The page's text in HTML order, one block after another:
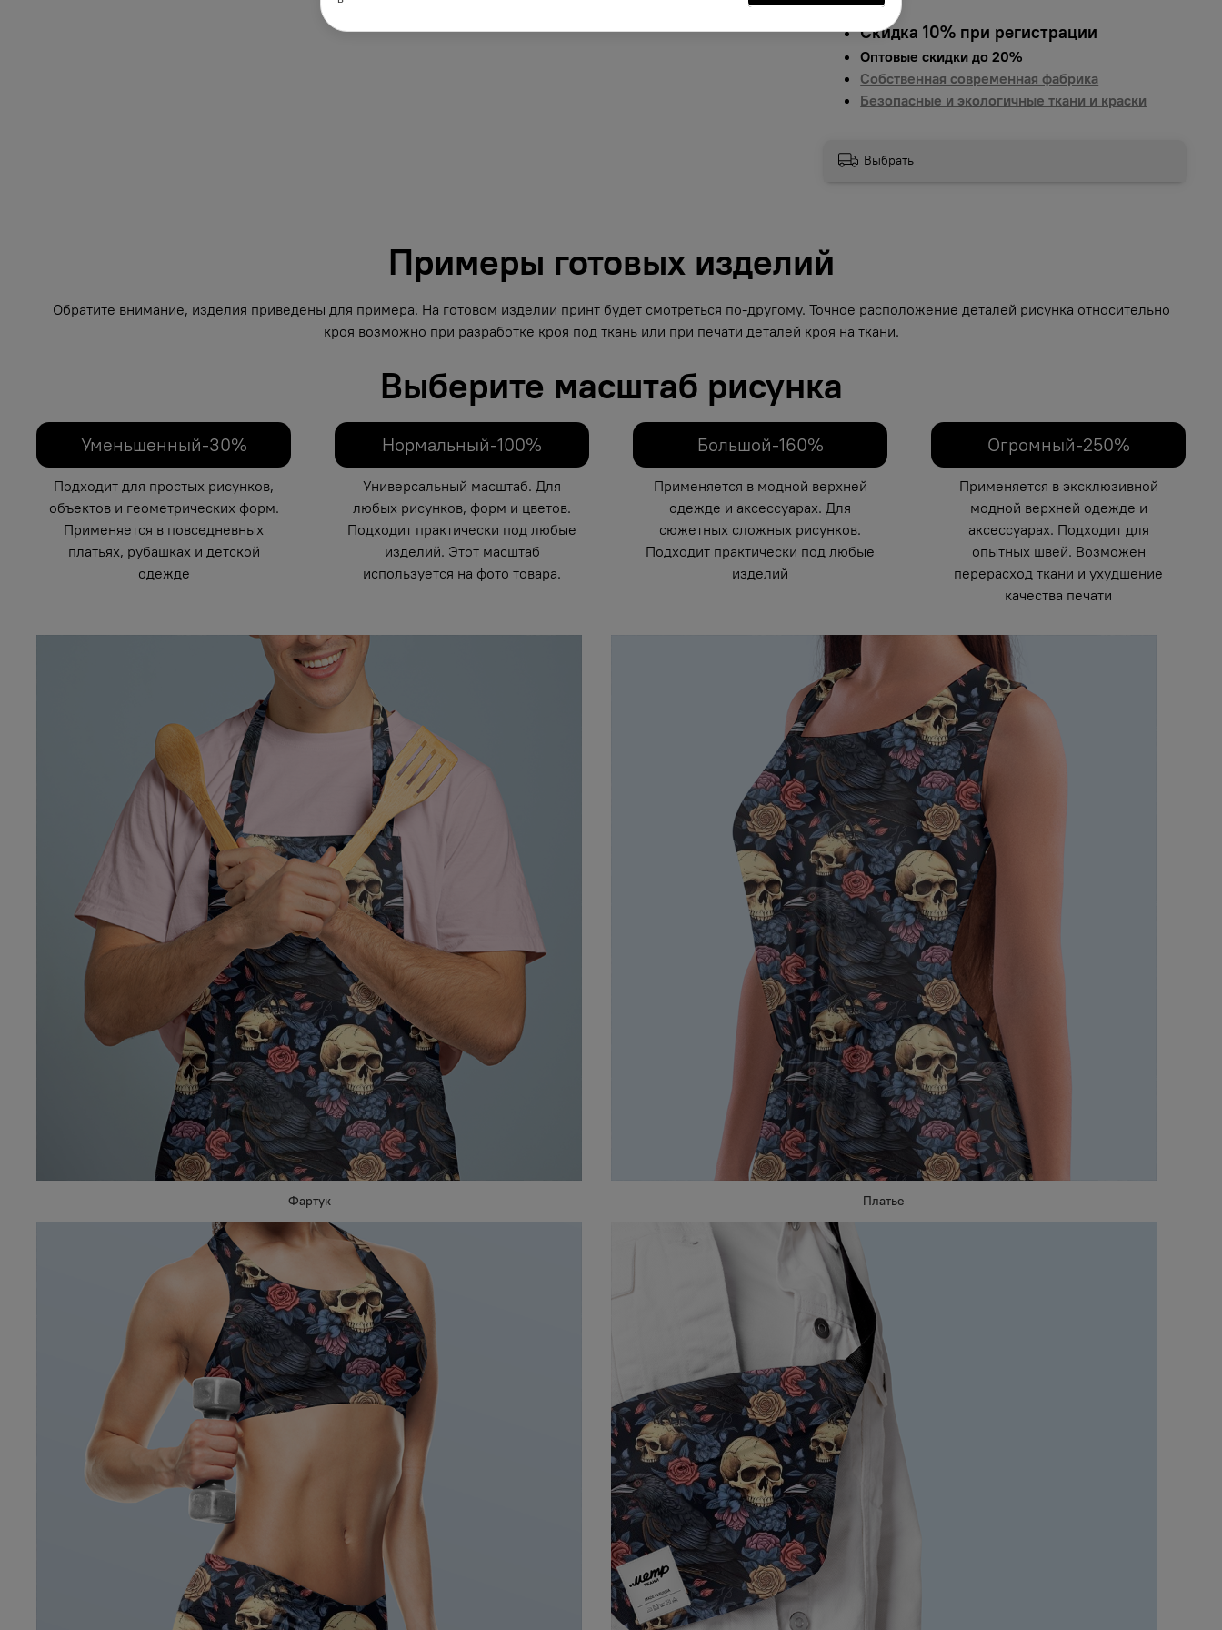
Скидка 10% при регистрации
Оптовые скидки до 20%
Собственная современная фабрика
Безопасные и экологичные ткани и краски
Выбрать
Примеры готовых изделий
Обратите внимание, изделия приведены для примера. На готовом изделии принт будет смотреться по-другому. Точное расположение деталей рисунка относительно
кроя возможно при разработке кроя под ткань или при печати деталей кроя на ткани.
Выберите масштаб рисунка
Уменьшенный-30%
Подходит для простых рисунков,
объектов и геометрических форм.
Применяется в повседневных
платьях, рубашках и детской
одежде
Нормальный-100%
Универсальный масштаб. Для
любых рисунков, форм и цветов.
Подходит практически под любые
изделий. Этот масштаб
используется на фото товара.
Большой-160%
Применяется в модной верхней
одежде и аксессуарах. Для
сюжетных сложных рисунков.
Подходит практически под любые
изделий
Огромный-250%
Применяется в эксклюзивной
модной верхней одежде и
аксессуарах. Подходит для
опытных швей. Возможен
перерасход ткани и ухудшение
качества печати
Фартук Платье